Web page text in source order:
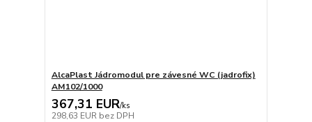
AlcaPlast Jádromodul pre závesné WC (jadrofix)
AM102/1000
367,31 EUR/ks
298,63 EUR bez DPH